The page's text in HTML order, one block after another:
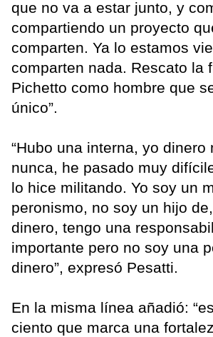
que no va a estar junto, y
compartiendo un proyecto
comparten. Ya lo estamos
comparten nada. Rescato la
Pichetto como hombre que
único”.
“Hubo una interna, yo dinero
nunca, he pasado muy
lo hice militando. Yo soy un
peronismo, no soy un hijo
dinero, tengo una
importante pero no soy una
dinero”, expresó Pesatti.
En la misma línea añadió:
ciento que marca una